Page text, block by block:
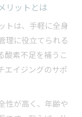
リットとは
トは、手軽に全身
理に役立てられる
酸素不足を補うこ
エイジングのサポ
性が高く、年齢や